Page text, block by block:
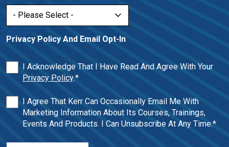
Privacy Policy And Email Opt-In
I Acknowledge That I Have Read And Agree With Your
Privacy Policy.*
I Agree That Kerr Can Occasionally Email Me With
Marketing Information About Its Courses, Trainings,
Events And Products. I Can Unsubscribe At Any Time.*